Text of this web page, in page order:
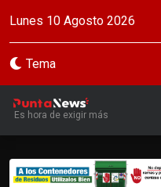
Lunes 10 Agosto 2026
Tema
Es hora de exigir más